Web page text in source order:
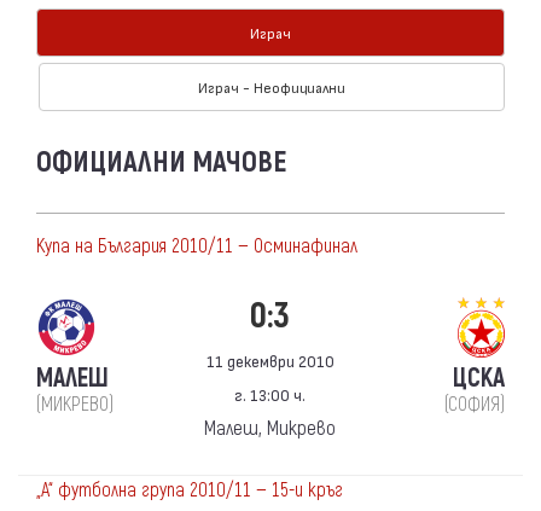
Играч
Играч - Неофициални
ОФИЦИАЛНИ МАЧОВЕ
Купа на България 2010/11 — Осминафинал
МАЛЕШ
(МИКРЕВО)
0:3
11 декември 2010
г. 13:00 ч.
Малеш, Микрево
ЦСКА
(СОФИЯ)
„А“ футболна група 2010/11 — 15-и кръг